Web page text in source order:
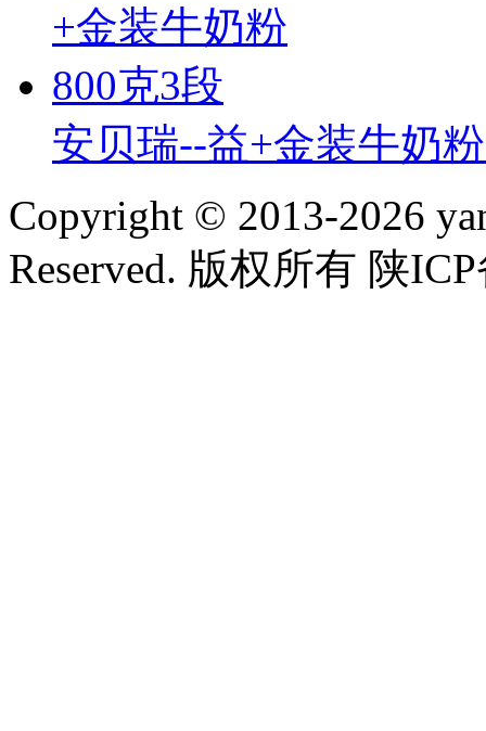
安贝瑞--益+金装牛奶
Copyright © 2013-2026
Reserved. 版权所有 陕